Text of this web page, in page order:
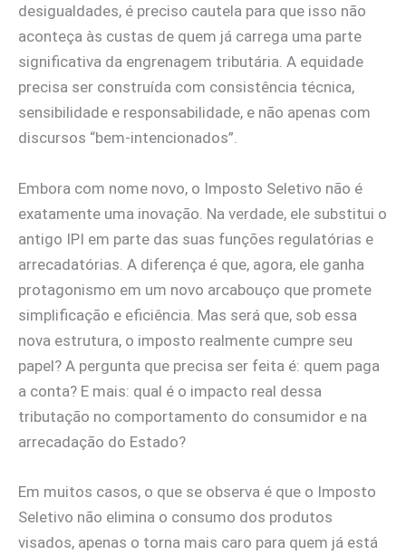
desigualdades, é preciso cautela para que isso não
aconteça às custas de quem já carrega uma parte
significativa da engrenagem tributária. A equidade
precisa ser construída com consistência técnica,
sensibilidade e responsabilidade, e não apenas com
discursos “bem-intencionados”.
Embora com nome novo, o Imposto Seletivo não é
exatamente uma inovação. Na verdade, ele substitui o
antigo IPI em parte das suas funções regulatórias e
arrecadatórias. A diferença é que, agora, ele ganha
protagonismo em um novo arcabouço que promete
simplificação e eficiência. Mas será que, sob essa
nova estrutura, o imposto realmente cumpre seu
papel? A pergunta que precisa ser feita é: quem paga
a conta? E mais: qual é o impacto real dessa
tributação no comportamento do consumidor e na
arrecadação do Estado?
Em muitos casos, o que se observa é que o Imposto
Seletivo não elimina o consumo dos produtos
visados, apenas o torna mais caro para quem já está